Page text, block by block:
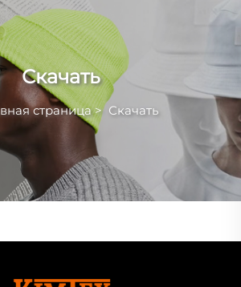
Скачать
страница> Скачать